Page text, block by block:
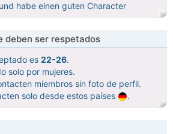
habe einen guten Character
deben ser respetados
es 22-26.
solo por mujeres.
miembros sin foto de perfil.
solo desde estos países
.